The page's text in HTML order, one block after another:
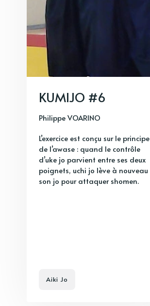
KUMIJO #6
Philippe VOARINO
L’exercice est conçu sur le principe
de l’awase : quand le contrôle
d’uke jo parvient entre ses deux
poignets, uchi jo lève à nouveau
son jo pour attaquer shomen.
Aiki Jo